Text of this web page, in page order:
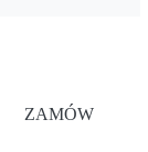
ZAMÓW